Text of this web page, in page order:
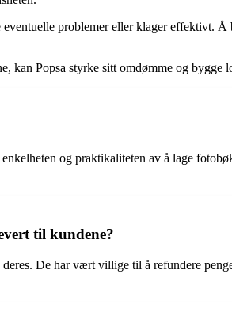
problemer eller klager effektivt.
kan Popsa styrke sitt omdømme og bygge
og praktikaliteten av å lage
til kundene?
De har vært villige til å refundere